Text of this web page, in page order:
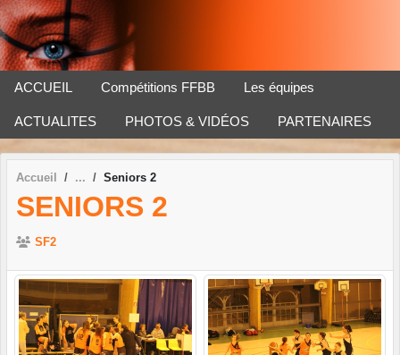
ACCUEIL Compétitions FFBB Les équipes
ACTUALITES PHOTOS & VIDÉOS PARTENAIRES
Accueil Seniors 2
SENIORS 2
SF2
Panneau de gestion des cookies